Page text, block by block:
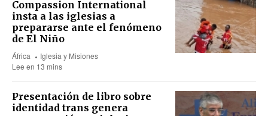
Compassion International
insta a las iglesias a
prepararse ante el fenómeno
de El Niño
África
Iglesia y Misiones
Lee en 13 mins
Presentación de libro sobre
identidad trans genera